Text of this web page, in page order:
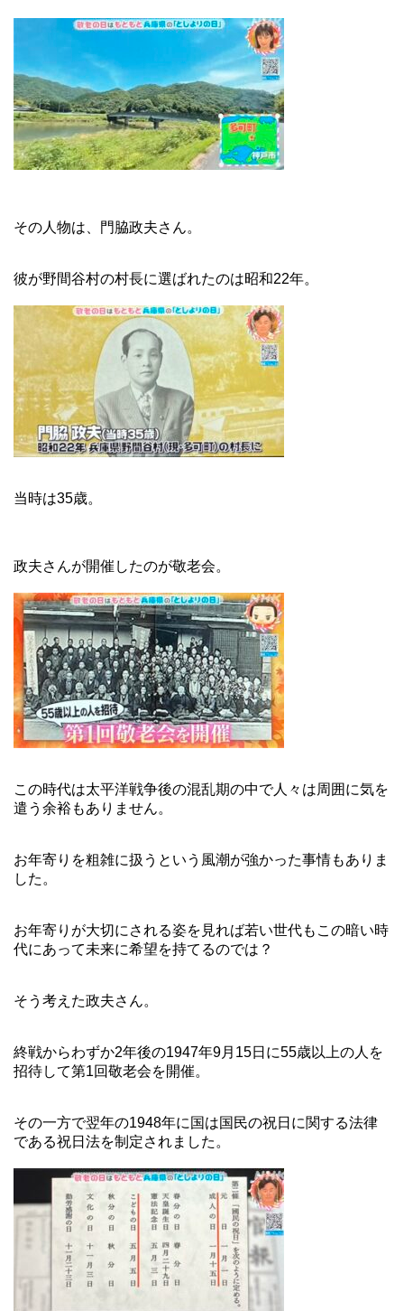
その人物は、門脇政夫さん。
彼が野間谷村の村長に選ばれたのは昭和22年。
当時は35歳。
政夫さんが開催したのが敬老会。
この時代は太平洋戦争後の混乱期の中で人々は周囲に気を
遣う余裕もありません。
お年寄りを粗雑に扱うという風潮が強かった事情もありま
した。
お年寄りが大切にされる姿を見れば若い世代もこの暗い時
代にあって未来に希望を持てるのでは？
そう考えた政夫さん。
終戦からわずか2年後の1947年9月15日に55歳以上の人を
招待して第1回敬老会を開催。
その一方で翌年の1948年に国は国民の祝日に関する法律
である祝日法を制定されました。